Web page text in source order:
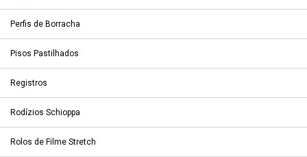
Perfis de Borracha
Pisos Pastilhados
Registros
Rodízios Schioppa
Rolos de Filme Stretch